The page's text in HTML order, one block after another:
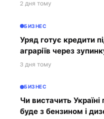
2 дня тому
БИЗНЕС
Уряд готує кредити
аграріїв через
3 дня тому
БИЗНЕС
Чи вистачить
буде з бензином і